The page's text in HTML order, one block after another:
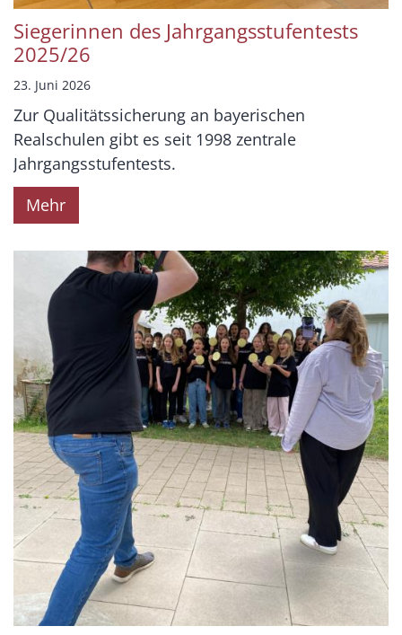
Siegerinnen des Jahrgangsstufentests
2025/26
23. Juni 2026
Zur Qualitätssicherung an bayerischen
Realschulen gibt es seit 1998 zentrale
Jahrgangsstufentests.
Mehr